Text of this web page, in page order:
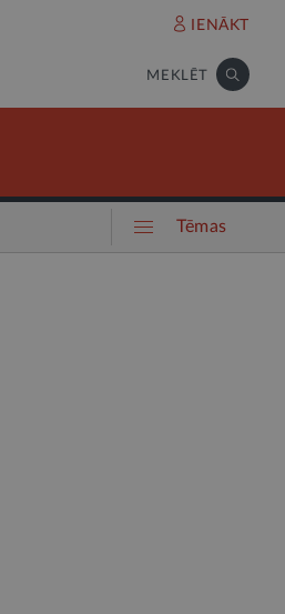
IENĀKT
MEKLĒT
Tēmas